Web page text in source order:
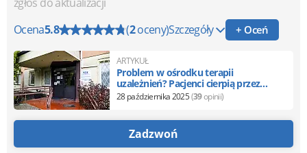
Ocena5.8 (2oceny)Szczegóły + Oceń
ARTYKUŁ
Problem w ośrodku terapii
uzależnień? Pacjenci cierpią przez
chaos kadrowy
28 października 2025(39opinii)
Zadzwoń